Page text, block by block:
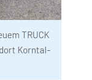
TRUCK
Korntal-